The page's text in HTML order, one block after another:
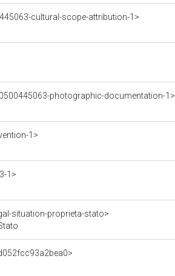
cultural-scope-attribution-1>
photographic-documentation-1>
1>
1>
situation-proprieta-stato>